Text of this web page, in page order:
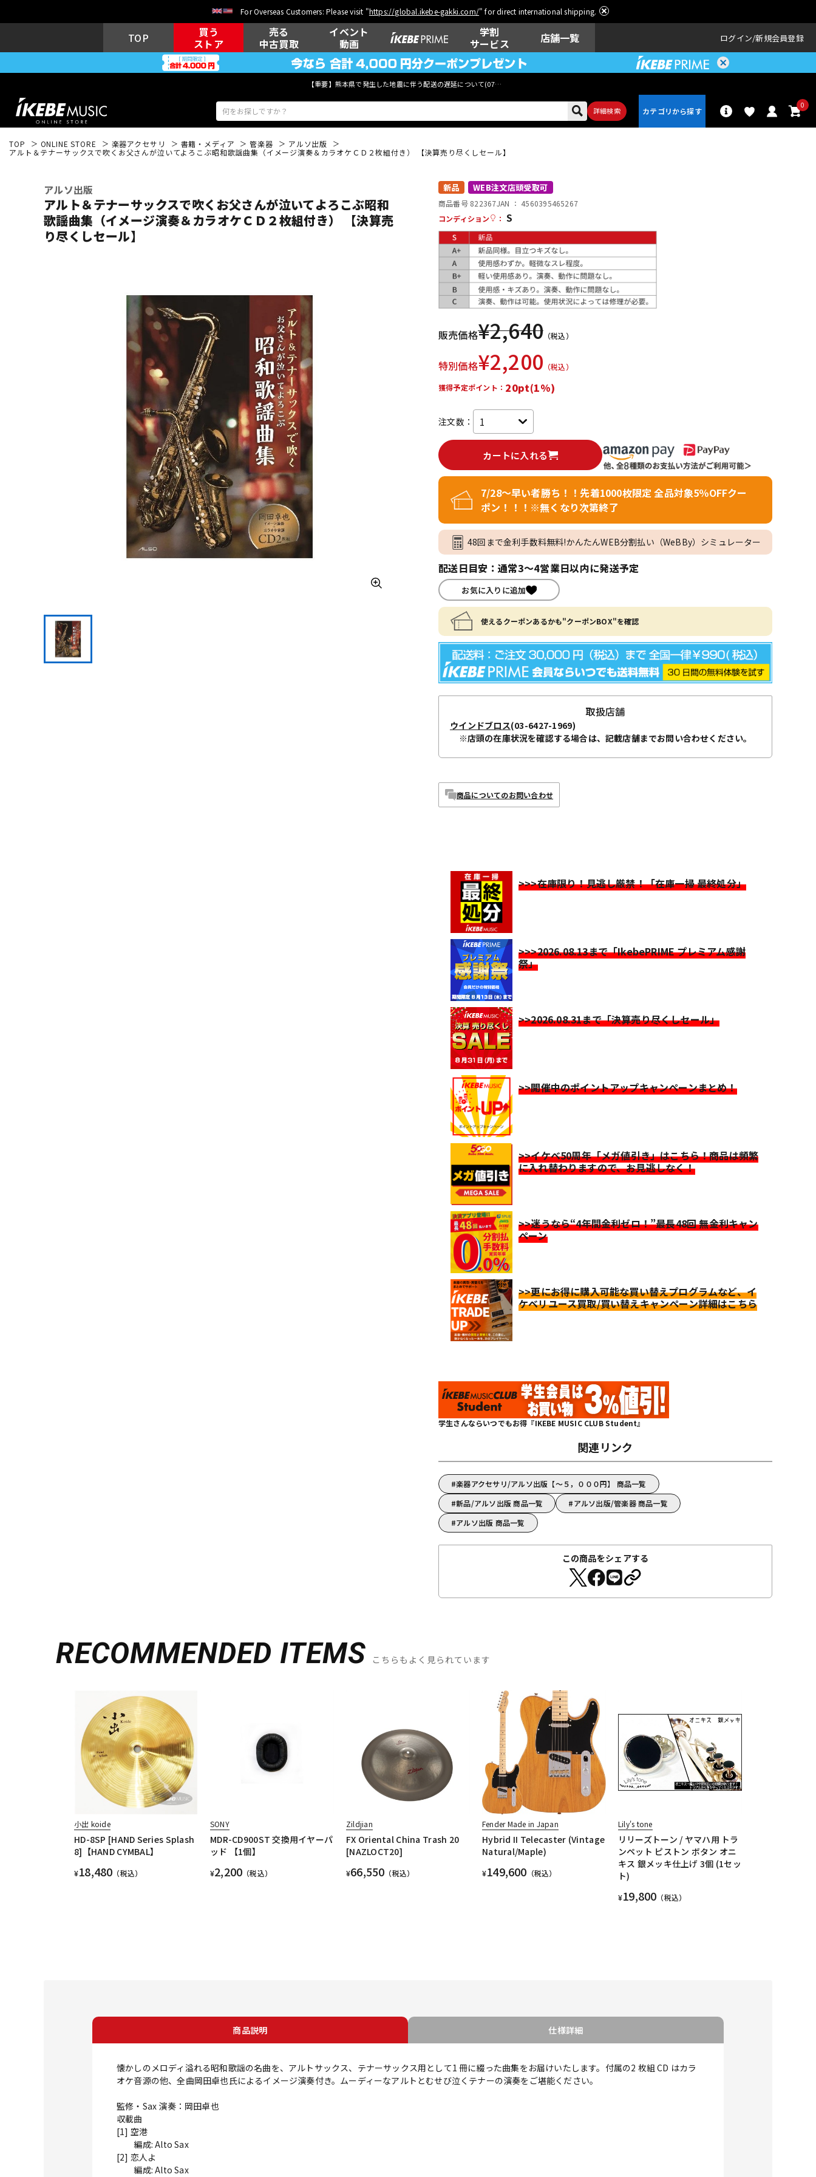
For Overseas Customers: Please visit "https://global.ikebe-gakki.com/" for direct international shipping.
TOP
買う
ストア
売る
中古買取
イベント
動画
学割
サービス
店舗一覧 ログイン 新規会員登録
【重要】熊本県で発生した地震に伴う配送の遅延について(07月29日
詳細検索
0
キーボード 電子ピアノ 管楽器 その他楽器 アンプ
レコーディン
グ機器
配信/ライブ
機器
ヴィンテージ
TOP ONLINE STORE 楽器アクセサリ 書籍・メディア 管楽器
アルソ出版
アルト＆テナーサックスで吹くお父さんが泣いてよろこぶ昭和歌謡曲集（イメージ演奏＆カラオケＣＤ２枚組付き） 【決算売り尽くしセール】
アルソ出版
アルト＆テナーサックスで吹くお父さんが泣いてよろこぶ昭和
歌謡曲集（イメージ演奏＆カラオケＣＤ２枚組付き） 【決算売
り尽くしセール】
新品 WEB注文店頭受取可
商品番号 822367JAN ： 4560395465267
コンディション
： S
販売価格¥2,640 （税込）
特別価格¥2,200 （税込）
獲得予定ポイント： 20pt(1%)
注文数：
カートに入れる
7/28～早い者勝ち！！先着1000枚限定 全品対象5％OFFクー
ポン！！！※無くなり次第終了
48回まで金利手数料無料!かんたんWEB分割払い（WeBBy）シミュレーター
配送日目安：通常3～4営業日以内に発送予定
お気に入りに追加
使えるクーポンあるかも"クーポンBOX"を確認
取扱店舗
ウインドブロス(03-6427-1969)
※店頭の在庫状況を確認する場合は、記載店舗までお問い合わせください。
商品についてのお問い合わせ
>>>在庫限り！見逃し厳禁！「在庫一掃 最終処分」
>>>2026.08.13まで「IkebePRIME プレミアム感謝
祭」
>>2026.08.31まで「決算売り尽くしセール」
>>開催中のポイントアップキャンペーンまとめ！
>>イケベ50周年「メガ値引き」はこちら！商品は頻繁
に入れ替わりますので、お見逃しなく！
>>迷うなら“4年間金利ゼロ！”最長48回 無金利キャン
ペーン
>>更にお得に購入可能な買い替えプログラムなど、イ
ケベリユース買取/買い替えキャンペーン詳細はこちら
学生さんならいつでもお得『IKEBE MUSIC CLUB Student』
関連リンク
楽器アクセサリ/アルソ出版【～５，０００円】 商品一覧
新品/アルソ出版 商品一覧
アルソ出版/管楽器 商品一覧
アルソ出版 商品一覧
この商品をシェアする
RECOMMENDED ITEMS こちらもよく見られています
小出 koide
HD-8SP [HAND Series Splash
8]【HAND CYMBAL】
¥18,480 （税込）
SONY
MDR-CD900ST 交換用イヤーパ
ッド 【1個】
¥2,200 （税込）
Zildjian
FX Oriental China Trash 20
[NAZLOCT20]
¥66,550 （税込）
Fender Made in Japan
Hybrid II Telecaster (Vintage
Natural/Maple)
¥149,600 （税込）
Lily's tone
リリーズトーン / ヤマハ用 トラ
ンペット ピストン ボタン オニ
キス 銀メッキ仕上げ 3個 (1セッ
ト)
¥19,800 （税込）
商品説明 仕様詳細
懐かしのメロディ溢れる昭和歌謡の名曲を、アルトサックス、テナーサックス用として1 冊に綴った曲集をお届けいたします。付属の2 枚組 CD はカラ
オケ音源の他、全曲岡田卓也氏によるイメージ演奏付き。ムーディーなアルトとむせび泣くテナーの演奏をご堪能ください。
監修・Sax 演奏：岡田卓也
収載曲
[1] 空港
編成: Alto Sax
[2] 恋人よ
編成: Alto Sax